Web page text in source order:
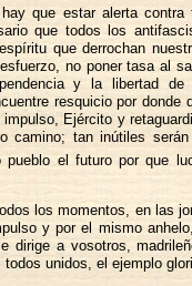
que estar alerta contra
que todos los
que derrochan
no poner tasa al
y la libertad
resquicio por donde
Ejército y
camino; tan inútiles
pueblo el futuro por que
los momentos, en las
y por el mismo
dirige a vosotros,
unidos, el ejemplo